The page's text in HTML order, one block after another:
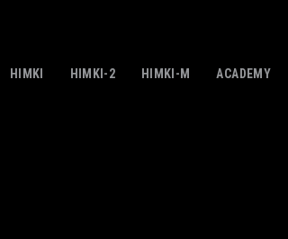
HIMKI HIMKI-2 HIMKI-M ACADEMY